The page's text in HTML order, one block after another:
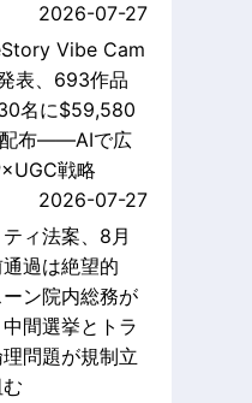
2026-07-27
Vibe Cam
表、693作品
名に$59,580
配布——AIで広
戦略
2026-07-27
ィ法案、8月
過は絶望的
ン院内総務が
間選挙とトラ
問題が規制立